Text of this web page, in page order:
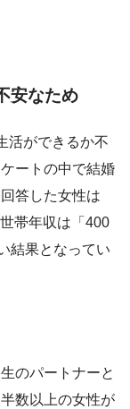
安なため
活ができるか不
ートの中で結婚
答した女性は
帯年収は「400
結果となってい
のパートナーと
数以上の女性が